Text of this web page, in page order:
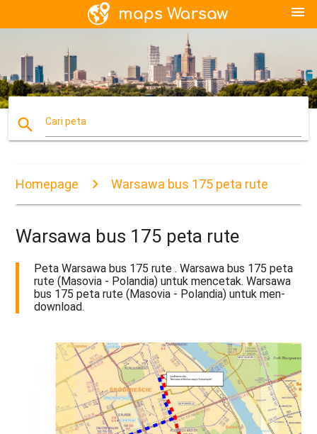
menu
search Cari peta
Homepage Warsawa bus 175 peta rute
Warsawa bus 175 peta rute
Peta Warsawa bus 175 rute . Warsawa bus 175 peta
rute (Masovia - Polandia) untuk mencetak. Warsawa
bus 175 peta rute (Masovia - Polandia) untuk men-
download.